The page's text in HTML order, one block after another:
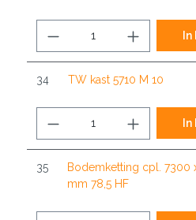
34 TW kast 5710 M 10
35
Bodemketting cpl. 7300
mm 78,5 HF